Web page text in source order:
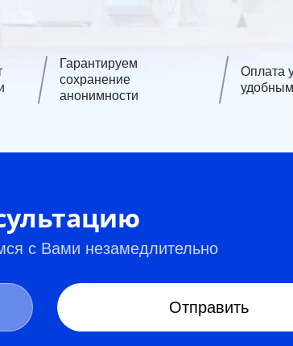
Гарантируем
сохранение
анонимности
Оплата
с Вами незамедлительно
Отправить